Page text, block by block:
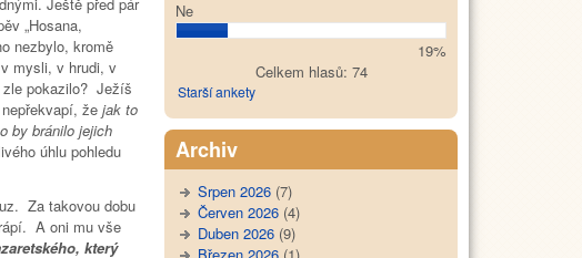
„Hosana,
nezbylo, kromě
mysli, v hrudi, v
pokazilo? Ježíš
že jak to
by bránilo jejich
úhlu pohledu
Za takovou dobu
A oni mu vše
který
Ne
19%
Celkem hlasů: 74
Starší ankety
Archiv
Srpen 2026 (7)
Červen 2026 (4)
Duben 2026 (9)